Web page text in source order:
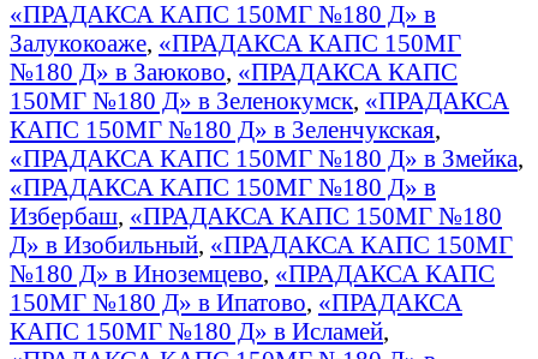
«ПРАДАКСА КАПС 150МГ №180 Д» в
Залукокоаже, «ПРАДАКСА КАПС 150МГ
№180 Д» в Заюково, «ПРАДАКСА КАПС
150МГ №180 Д» в Зеленокумск, «ПРАДАКСА
КАПС 150МГ №180 Д» в Зеленчукская,
«ПРАДАКСА КАПС 150МГ №180 Д» в Змейка,
«ПРАДАКСА КАПС 150МГ №180 Д» в
Избербаш, «ПРАДАКСА КАПС 150МГ №180
Д» в Изобильный, «ПРАДАКСА КАПС 150МГ
№180 Д» в Иноземцево, «ПРАДАКСА КАПС
150МГ №180 Д» в Ипатово, «ПРАДАКСА
КАПС 150МГ №180 Д» в Исламей,